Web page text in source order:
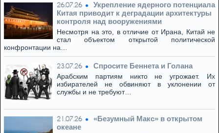
26.07.26
Укрепление ядерного потенциала
Китая приводит к деградации архитектуры
контроля над вооружениями
Несмотря на это, в отличие от Ирана, Китай не
стал объектом открытой политической
конфронтации на…
23.07.26 Спросите Беннета и Голана
Арабским партиям никто не угрожает. Их
избирателей не обвиняют в уклонении от
службы и не требуют…
21.07.26
«Безумный Макс» в открытом
океане